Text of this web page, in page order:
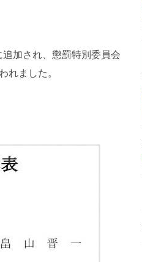
加され、懲罰特別委員会
れました。